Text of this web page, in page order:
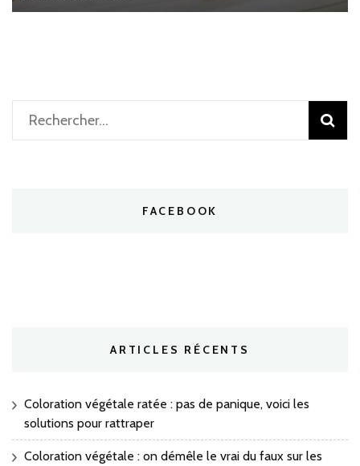
Rechercher :
FACEBOOK
ARTICLES RÉCENTS
Coloration végétale ratée : pas de panique, voici les
solutions pour rattraper
Coloration végétale : on démêle le vrai du faux sur les